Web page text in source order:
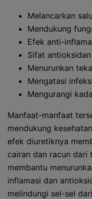
Melancarkan
Mendukung
Efek anti-
Sifat antioksidan
Menurunkan
Mengatasi
Mengurangi
Manfaat-manfaat
mendukung
efek diuretiknya
cairan dan racun dari
membantu
inflamasi dan
melindungi sel-sel